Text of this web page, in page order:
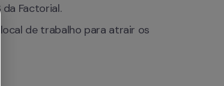
Factorial.
de trabalho para atrair os